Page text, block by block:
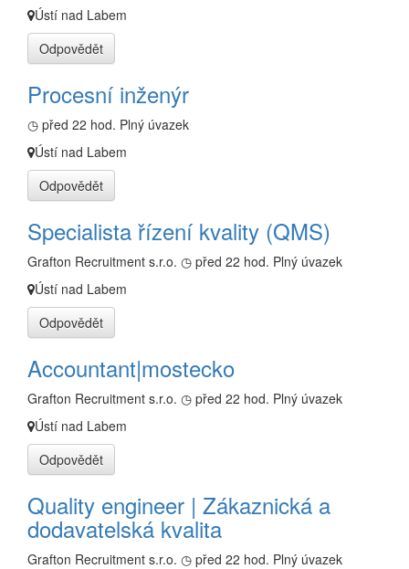
Ústí nad Labem
Odpovědět
Procesní inženýr
◷ před 22 hod. Plný úvazek
Ústí nad Labem
Odpovědět
Specialista řízení kvality (QMS)
Grafton Recruitment s.r.o. ◷ před 22 hod. Plný úvazek
Ústí nad Labem
Odpovědět
Accountant|mostecko
Grafton Recruitment s.r.o. ◷ před 22 hod. Plný úvazek
Ústí nad Labem
Odpovědět
Quality engineer | Zákaznická a
dodavatelská kvalita
Grafton Recruitment s.r.o. ◷ před 22 hod. Plný úvazek